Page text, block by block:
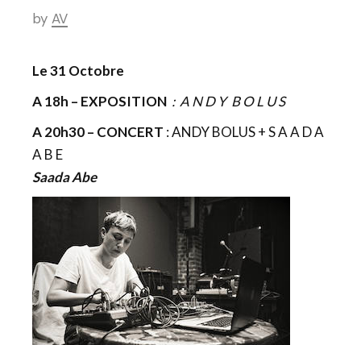
by AV
Le 31 Octobre
A 18h – EXPOSITION : A N D Y B O L U S
A 20h30 – CONCERT : ANDY BOLUS + S A A D A
A B E
Saada Abe